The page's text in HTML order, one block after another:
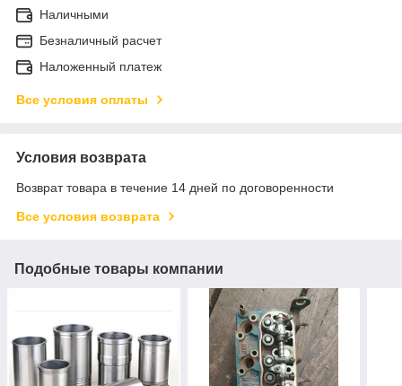
Наличными
Безналичный расчет
Наложенный платеж
Все условия оплаты
Условия возврата
Возврат товара в течение 14 дней по договоренности
Все условия возврата
Подобные товары компании